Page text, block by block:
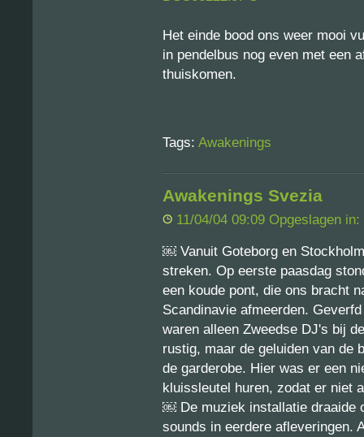
Het einde bood ons weer mooi
in pendelbus nog even met een
thuiskomen.
Tags: Awakenings
Awakenings Svezia
11/04/04 09:09 Opgeslagen in:
￼ Vanuit Goteborg en
streken. Op eerste paasdag
een koude pont, die ons bracht
Scandinavie afmeerden.
waren alleen Zweedse DJ's bij
rustig, maar de geluiden van de
de garderobe. Hier was er een
kluissleutel huren, zodat er niet
￼ De muziek installatie draaide
sounds in eerdere afleveringen.